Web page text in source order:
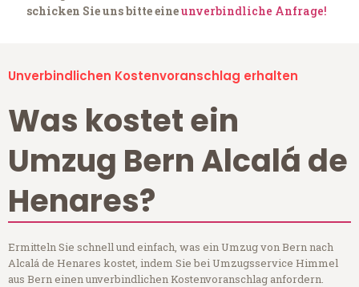
schicken Sie uns bitte eineunverbindliche Anfrage!
Unverbindlichen Kostenvoranschlag erhalten
Was kostet ein
Umzug Bern Alcalá de
Henares?
Ermitteln Sie schnell und einfach, was ein Umzug von Bern nach
Alcalá de Henares kostet, indem Sie bei Umzugsservice Himmel
aus Bern einen unverbindlichen Kostenvoranschlag anfordern.